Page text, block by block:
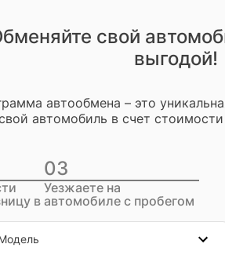
свой
выгодой!
автообмена – это
автомобиль в счет
в
03
Уезжаете на
автомобиле с пробегом